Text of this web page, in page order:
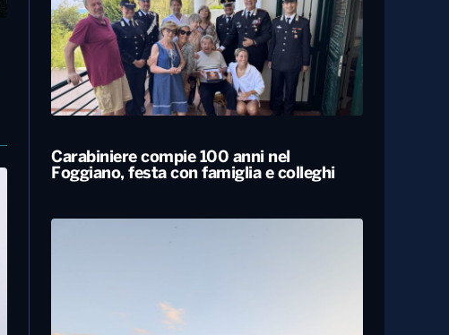
Carabiniere compie 100 anni nel
Foggiano, festa con famiglia e colleghi